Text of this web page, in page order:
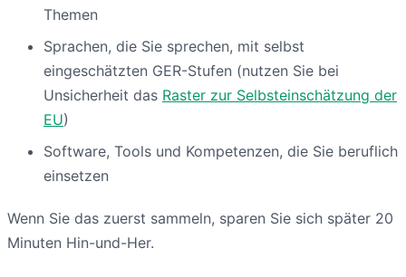
Themen
Sprachen, die Sie sprechen, mit selbst
eingeschätzten GER-Stufen (nutzen Sie bei
Unsicherheit das Raster zur Selbsteinschätzung der
EU)
Software, Tools und Kompetenzen, die Sie beruflich
einsetzen
Wenn Sie das zuerst sammeln, sparen Sie sich später 20
Minuten Hin-und-Her.